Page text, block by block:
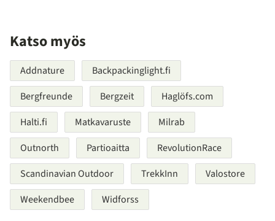
Katso myös
Addnature
Backpackinglight.fi
Bergfreunde
Bergzeit
Haglöfs.com
Halti.fi
Matkavaruste
Milrab
Outnorth
Partioaitta
RevolutionRace
Scandinavian Outdoor
TrekkInn
Valostore
Weekendbee
Widforss